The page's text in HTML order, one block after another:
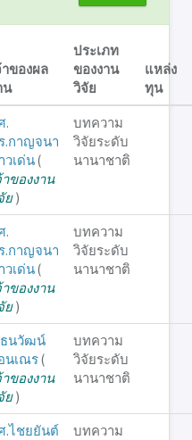
าของผล
น
ประเภท
ของงาน
วิจัย
แหล่ง
ทุน
.
.กาญจนา
วเด่น(
าของงาน
ย)
บทความ
วิจัยระดับ
นานาชาติ
.
.กาญจนา
วเด่น(
าของงาน
ย)
บทความ
วิจัยระดับ
นานาชาติ
ธนวัฒน์
นเณร(
าของงาน
ย)
บทความ
วิจัยระดับ
นานาชาติ
.ไชยยันต์
บทความ